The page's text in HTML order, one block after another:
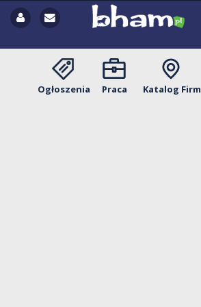
Ogłoszenia Praca Katalog Firm